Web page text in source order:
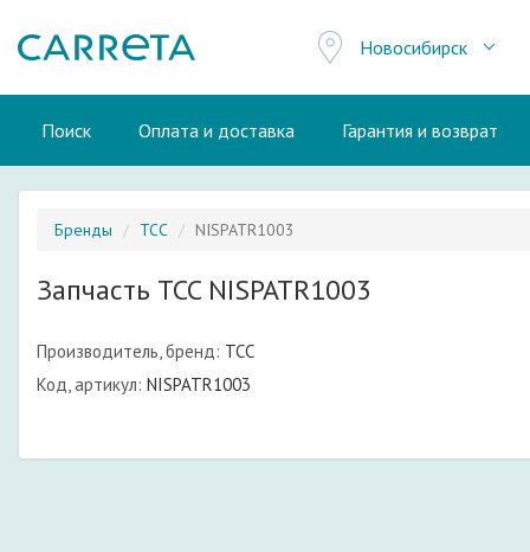
Новосибирск
Поиск Оплата и доставка Гарантия и возврат
Бренды TCC NISPATR1003
Запчасть TCC NISPATR1003
Производитель, бренд: TCC
Код, артикул: NISPATR1003